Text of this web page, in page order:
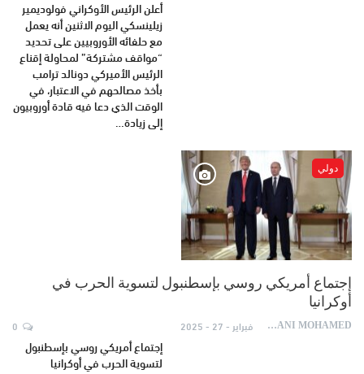
أعلن الرئيس الأوكراني فولوديمير
زيلينسكي اليوم الاثنين أنه يعمل
مع حلفائه الأوروبيين على تحديد
“مواقف مشتركة” لمحاولة إقناع
الرئيس الأميركي دونالد ترامب
بأخذ مصالحهم في الاعتبار، في
الوقت الذي دعا فيه قادة أوروبيون
إلى زيادة…
دولي
إجتماع أمريكي روسي بإسطنبول لتسوية الحرب في
أوكرانيا
AYDANI MOHAMED فبراير - 27 - 2025
إجتماع أمريكي روسي بإسطنبول
لتسوية الحرب في أوكرانيا